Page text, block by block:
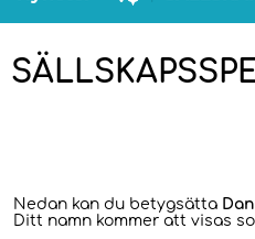
Nedan kan du betygsätta
Ditt namn kommer att visas